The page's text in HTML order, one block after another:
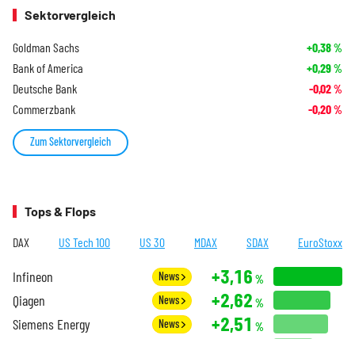
Sektorvergleich
Goldman Sachs +0,38%
Bank of America +0,29%
Deutsche Bank -0,02%
Commerzbank -0,20%
Zum Sektorvergleich
Tops & Flops
DAX US Tech 100 US 30 MDAX SDAX EuroStoxx
Infineon News +3,16 %
Qiagen News +2,62 %
Siemens Energy News +2,51 %